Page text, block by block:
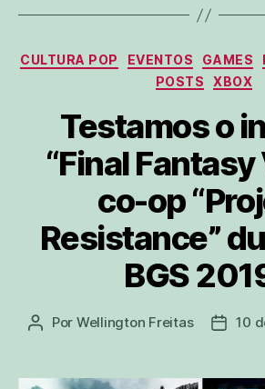
CULTURA POP EVENTOS GAMES
POSTS
XBOX
Testamos o
“Final Fantasy
co-op
Resistance”
BGS
Autor
Por Wellington Freitas
Data
10